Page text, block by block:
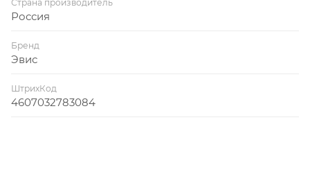
Страна производитель
Россия
Бренд
Эвис
ШтрихКод
4607032783084